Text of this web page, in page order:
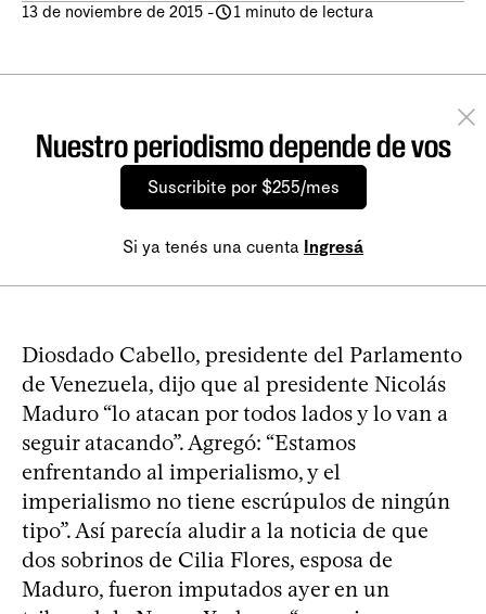
13 de noviembre de 2015 - 1 minuto de lectura
Nuestro periodismo depende de vos
Suscribite por $255/mes
Si ya tenés una cuenta Ingresá
Diosdado Cabello, presidente del Parlamento
de Venezuela, dijo que al presidente Nicolás
Maduro “lo atacan por todos lados y lo van a
seguir atacando”. Agregó: “Estamos
enfrentando al imperialismo, y el
imperialismo no tiene escrúpulos de ningún
tipo”. Así parecía aludir a la noticia de que
dos sobrinos de Cilia Flores, esposa de
Maduro, fueron imputados ayer en un